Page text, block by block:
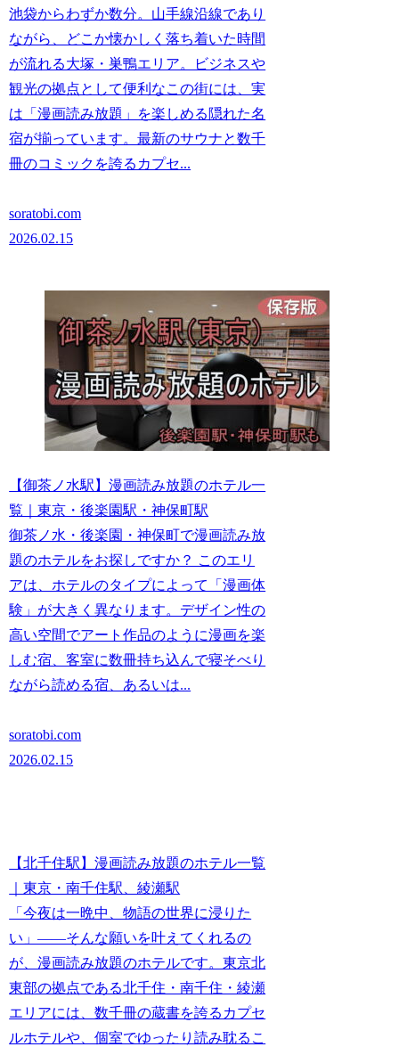
池袋からわずか数分。山手線沿線であり
ながら、どこか懐かしく落ち着いた時間
が流れる大塚・巣鴨エリア。ビジネスや
観光の拠点として便利なこの街には、実
は「漫画読み放題」を楽しめる隠れた名
宿が揃っています。最新のサウナと数千
冊のコミックを誇るカプセ...
soratobi.com
2026.02.15
【御茶ノ水駅】漫画読み放題のホテル一
覧｜東京・後楽園駅・神保町駅
御茶ノ水・後楽園・神保町で漫画読み放
題のホテルをお探しですか？ このエリ
アは、ホテルのタイプによって「漫画体
験」が大きく異なります。デザイン性の
高い空間でアート作品のように漫画を楽
しむ宿、客室に数冊持ち込んで寝そべり
ながら読める宿、あるいは...
soratobi.com
2026.02.15
【北千住駅】漫画読み放題のホテル一覧
｜東京・南千住駅、綾瀬駅
「今夜は一晩中、物語の世界に浸りた
い」――そんな願いを叶えてくれるの
が、漫画読み放題のホテルです。東京北
東部の拠点である北千住・南千住・綾瀬
エリアには、数千冊の蔵書を誇るカプセ
ルホテルや、個室でゆったり読み耽るこ